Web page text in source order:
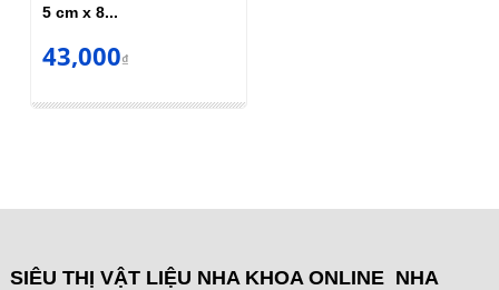
5 cm x 8...
43,000₫
SIÊU THỊ VẬT LIỆU NHA KHOA ONLINE NHA